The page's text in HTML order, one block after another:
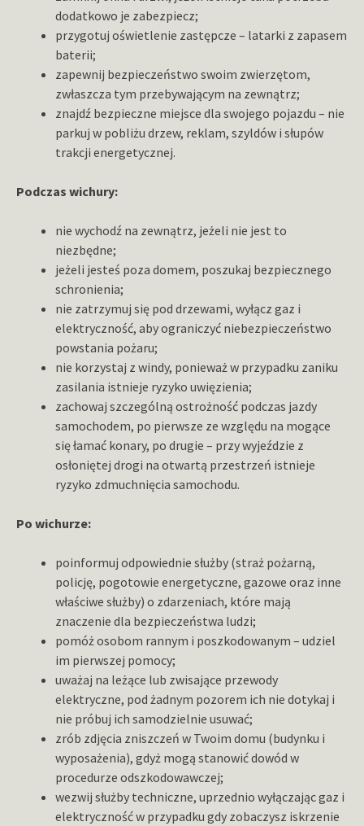
dodatkowo je zabezpiecz;
przygotuj oświetlenie zastępcze – latarki z zapasem
baterii;
zapewnij bezpieczeństwo swoim zwierzętom,
zwłaszcza tym przebywającym na zewnątrz;
znajdź bezpieczne miejsce dla swojego pojazdu – nie
parkuj w pobliżu drzew, reklam, szyldów i słupów
trakcji energetycznej.
Podczas wichury:
nie wychodź na zewnątrz, jeżeli nie jest to
niezbędne;
jeżeli jesteś poza domem, poszukaj bezpiecznego
schronienia;
nie zatrzymuj się pod drzewami, wyłącz gaz i
elektryczność, aby ograniczyć niebezpieczeństwo
powstania pożaru;
nie korzystaj z windy, ponieważ w przypadku zaniku
zasilania istnieje ryzyko uwięzienia;
zachowaj szczególną ostrożność podczas jazdy
samochodem, po pierwsze ze względu na mogące
się łamać konary, po drugie – przy wyjeździe z
osłoniętej drogi na otwartą przestrzeń istnieje
ryzyko zdmuchnięcia samochodu.
Po wichurze:
poinformuj odpowiednie służby (straż pożarną,
policję, pogotowie energetyczne, gazowe oraz inne
właściwe służby) o zdarzeniach, które mają
znaczenie dla bezpieczeństwa ludzi;
pomóż osobom rannym i poszkodowanym – udziel
im pierwszej pomocy;
uważaj na leżące lub zwisające przewody
elektryczne, pod żadnym pozorem ich nie dotykaj i
nie próbuj ich samodzielnie usuwać;
zrób zdjęcia zniszczeń w Twoim domu (budynku i
wyposażenia), gdyż mogą stanowić dowód w
procedurze odszkodowawczej;
wezwij służby techniczne, uprzednio wyłączając gaz i
elektryczność w przypadku gdy zobaczysz iskrzenie